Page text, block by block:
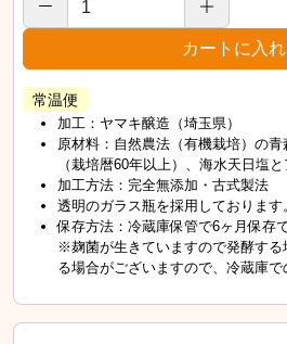
常温便
加工：ヤマキ醸造（埼玉県）
原材料：自然農法（有機栽培）の
（栽培暦60年以上）、海水天日塩
加工方法：完全無添加・古式製法
透明のガラス瓶を採用しております
保存方法：冷蔵庫保管で6ヶ月保存
※麹菌が生きていますので発酵する
る場合がございますので、冷蔵庫で